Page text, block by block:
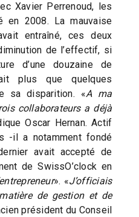
Xavier Perrenoud, les
en 2008. La mauvaise
entraîné, ces deux
de l’effectif, si
d’une douzaine de
plus que quelques
sa disparition. «A ma
collaborateurs a déjà
Oscar Hernan. Actif
-il a notamment fondé
avait accepté de
de SwissO’clock en
». «J’officiais
de gestion et de
président du Conseil